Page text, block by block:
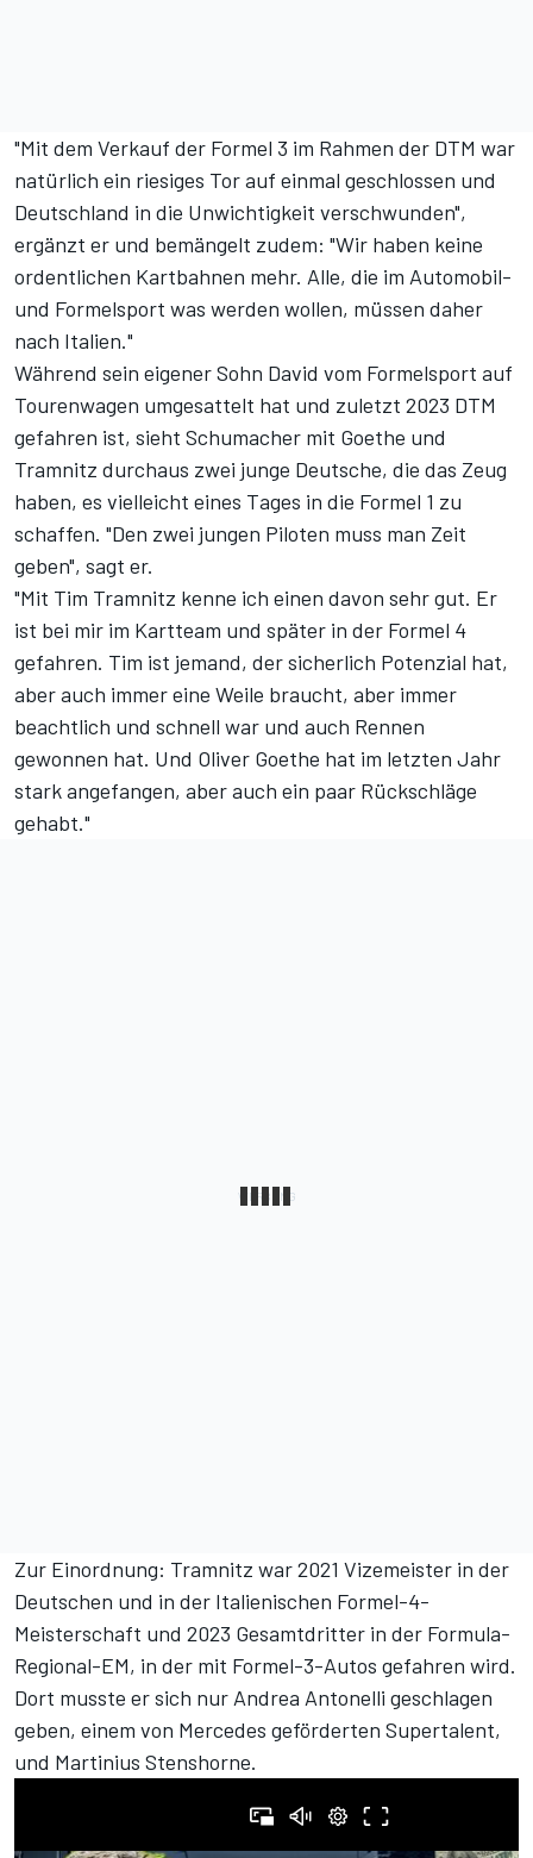
"Mit dem Verkauf der Formel 3 im Rahmen der DTM war
natürlich ein riesiges Tor auf einmal geschlossen und
Deutschland in die Unwichtigkeit verschwunden",
ergänzt er und bemängelt zudem: "Wir haben keine
ordentlichen Kartbahnen mehr. Alle, die im Automobil-
und Formelsport was werden wollen, müssen daher
nach Italien."
Während sein eigener Sohn David vom Formelsport auf
Tourenwagen umgesattelt hat und zuletzt 2023 DTM
gefahren ist, sieht Schumacher mit Goethe und
Tramnitz durchaus zwei junge Deutsche, die das Zeug
haben, es vielleicht eines Tages in die Formel 1 zu
schaffen. "Den zwei jungen Piloten muss man Zeit
geben", sagt er.
"Mit Tim Tramnitz kenne ich einen davon sehr gut. Er
ist bei mir im Kartteam und später in der Formel 4
gefahren. Tim ist jemand, der sicherlich Potenzial hat,
aber auch immer eine Weile braucht, aber immer
beachtlich und schnell war und auch Rennen
gewonnen hat. Und Oliver Goethe hat im letzten Jahr
stark angefangen, aber auch ein paar Rückschläge
gehabt."
Zur Einordnung: Tramnitz war 2021 Vizemeister in der
Deutschen und in der Italienischen Formel-4-
Meisterschaft und 2023 Gesamtdritter in der Formula-
Regional-EM, in der mit Formel-3-Autos gefahren wird.
Dort musste er sich nur Andrea Antonelli geschlagen
geben, einem von Mercedes geförderten Supertalent,
und Martinius Stenshorne.